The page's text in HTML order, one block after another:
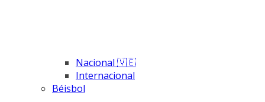
Nacional 🇻🇪
Internacional
Béisbol